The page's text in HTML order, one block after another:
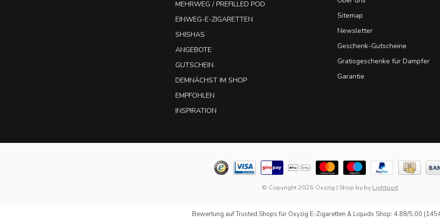
MEHRWEG / PREFILLED POD
EINWEG-E-ZIGARETTEN
SHISHAS
ANGEBOTE
GUTSCHEIN
DEMNÄCHST IM SHOP
EMPFOHLEN
INSPIRATION
Sitemap
Newsletter
Geschenk-Gutscheine
Gratisgeschenke für Dampfer
Garantie
© Copyright 2026 Oxyzig | Shop by by Lightport
Bewertung aufTrusted Shopsfür Oxyzig E-Zigaretten & Liquids Shop: 4.88/5.00